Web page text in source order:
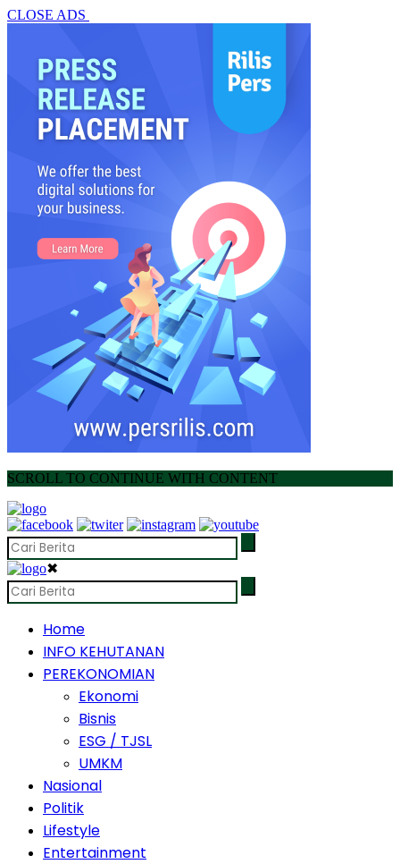
CLOSE ADS
SCROLL TO CONTINUE WITH CONTENT
✖
Home
INFO KEHUTANAN
PEREKONOMIAN
Ekonomi
Bisnis
ESG / TJSL
UMKM
Nasional
Politik
Lifestyle
Entertainment